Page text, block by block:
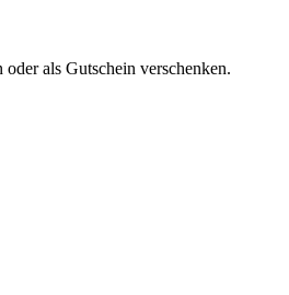
als Gutschein verschenken.